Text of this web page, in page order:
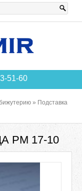
51-60
» Подставка
РМ 17-10